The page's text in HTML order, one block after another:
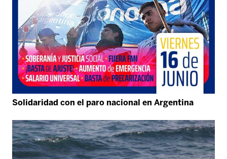
Solidaridad con el paro nacional en Argentina